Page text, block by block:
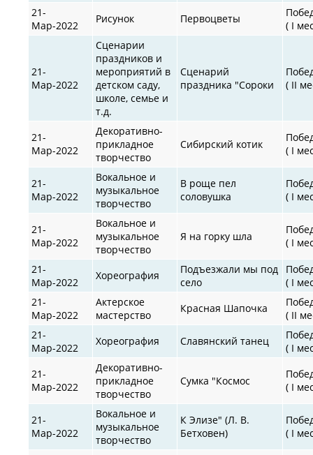
21-
Мар-2022
Рисунок Первоцветы
( I
21-
Мар-2022
Сценарии
праздников и
мероприятий в
детском саду,
школе, семье и
т.д.
Сценарий
праздника "Сороки
( II
21-
Мар-2022
Декоративно-
прикладное
творчество
Сибирский котик
( I
21-
Мар-2022
Вокальное и
музыкальное
творчество
В роще пел
соловушка
( I
21-
Мар-2022
Вокальное и
музыкальное
творчество
Я на горку шла
( I
21-
Мар-2022
Хореография
Подъезжали мы под
село
( I
21-
Мар-2022
Актерское
мастерство
Красная Шапочка
( II
21-
Мар-2022
Хореография Славянский танец
( I
21-
Мар-2022
Декоративно-
прикладное
творчество
Сумка "Космос
( I
21-
Мар-2022
Вокальное и
музыкальное
творчество
К Элизе" (Л. В.
Бетховен)
( I